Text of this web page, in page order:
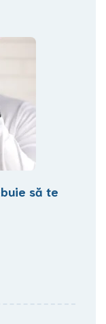
să te